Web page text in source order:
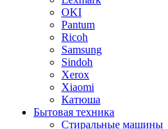
OKI
Pantum
Ricoh
Samsung
Sindoh
Xerox
Xiaomi
Катюша
Бытовая техника
Стиральные машины